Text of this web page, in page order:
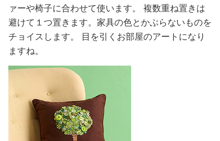
ァーや椅子に合わせて使います。
複数重ね置きは
避けて１つ置きます。家具の色とかぶらないものを
チョイスします。
目を引くお部屋のアートになり
ますね。